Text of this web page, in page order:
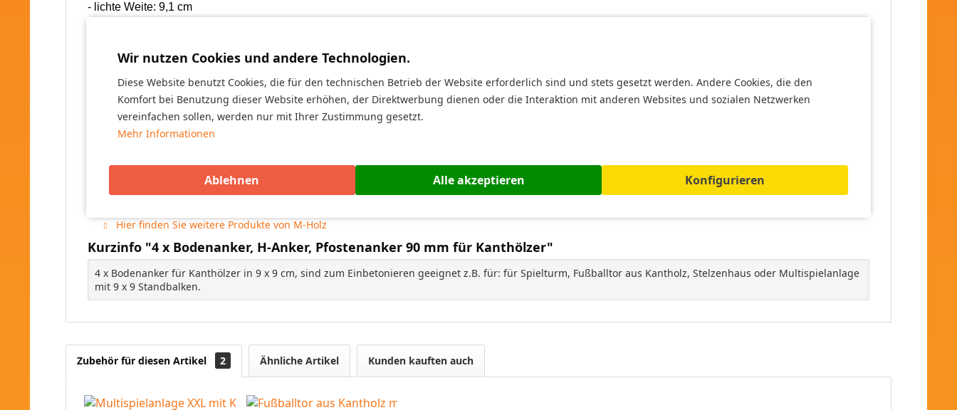
- lichte Weite: 9,1 cm
- Lochbohrung: Ø: 10 mm
Sie erhalten 4 Stück Bodenanker, H-Anker, Pfostenanker 90 mm für Kanthölzer
Weiterführende Links zu "4 x Bodenanker, H-Anker, Pfostenanker 90 mm für Kanthölzer"
Hier finden Sie weitere Produkte von M-Holz
Kurzinfo "4 x Bodenanker, H-Anker, Pfostenanker 90 mm für Kanthölzer"
4 x Bodenanker für Kanthölzer in 9 x 9 cm, sind zum Einbetonieren geeignet z.B. für: für Spielturm, Fußballtor aus Kantholz, Stelzenhaus oder Multispielanlage
mit 9 x 9 Standbalken.
Zubehör für diesen Artikel 2 Ähnliche Artikel Kunden kauften auch
Wir nutzen Cookies und andere Technologien.
Diese Website benutzt Cookies, die für den technischen Betrieb der Website erforderlich sind und stets gesetzt werden. Andere Cookies, die den
Komfort bei Benutzung dieser Website erhöhen, der Direktwerbung dienen oder die Interaktion mit anderen Websites und sozialen Netzwerken
vereinfachen sollen, werden nur mit Ihrer Zustimmung gesetzt.
Mehr Informationen
Ablehnen Alle akzeptieren Konfigurieren